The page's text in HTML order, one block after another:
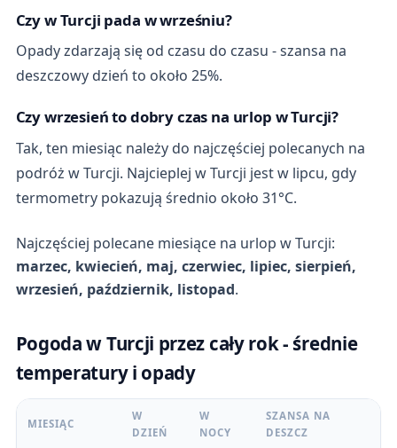
Czy w Turcji pada w wrześniu?
Opady zdarzają się od czasu do czasu - szansa na
deszczowy dzień to około 25%.
Czy wrzesień to dobry czas na urlop w Turcji?
Tak, ten miesiąc należy do najczęściej polecanych na
podróż w Turcji. Najcieplej w Turcji jest w lipcu, gdy
termometry pokazują średnio około 31°C.
Najczęściej polecane miesiące na urlop w Turcji:
marzec, kwiecień, maj, czerwiec, lipiec, sierpień,
wrzesień, październik, listopad.
Pogoda w Turcji przez cały rok - średnie
temperatury i opady
MIESIĄC
W
DZIEŃ
W
NOCY
SZANSA NA
DESZCZ